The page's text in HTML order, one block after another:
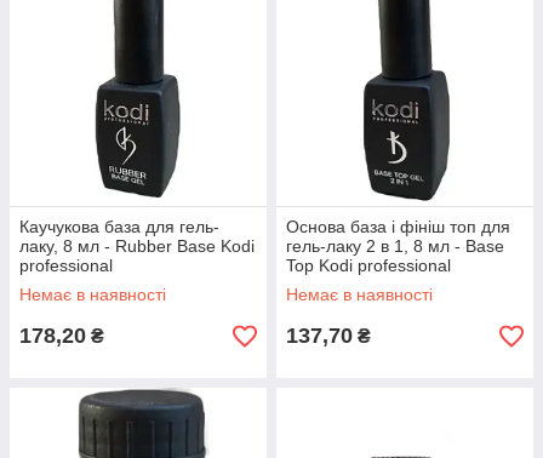
Каучукова база для гель-
лаку, 8 мл - Rubber Base Kodi
professional
Немає в наявності
178,20 ₴
Основа база і фініш топ для
гель-лаку 2 в 1, 8 мл - Base
Top Kodi professional
Немає в наявності
137,70 ₴